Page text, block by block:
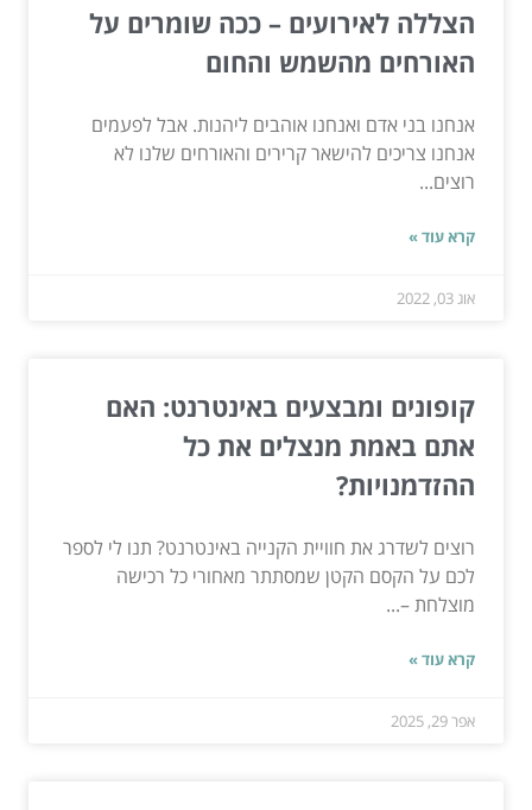
הצללה לאירועים – ככה שומרים על
האורחים מהשמש והחום
אנחנו בני אדם ואנחנו אוהבים ליהנות. אבל לפעמים
אנחנו צריכים להישאר קרירים והאורחים שלנו לא
רוצים...
קרא עוד »
אוג 03, 2022
קופונים ומבצעים באינטרנט: האם
אתם באמת מנצלים את כל
ההזדמנויות?
רוצים לשדרג את חוויית הקנייה באינטרנט? תנו לי לספר
לכם על הקסם הקטן שמסתתר מאחורי כל רכישה
מוצלחת –...
קרא עוד »
אפר 29, 2025